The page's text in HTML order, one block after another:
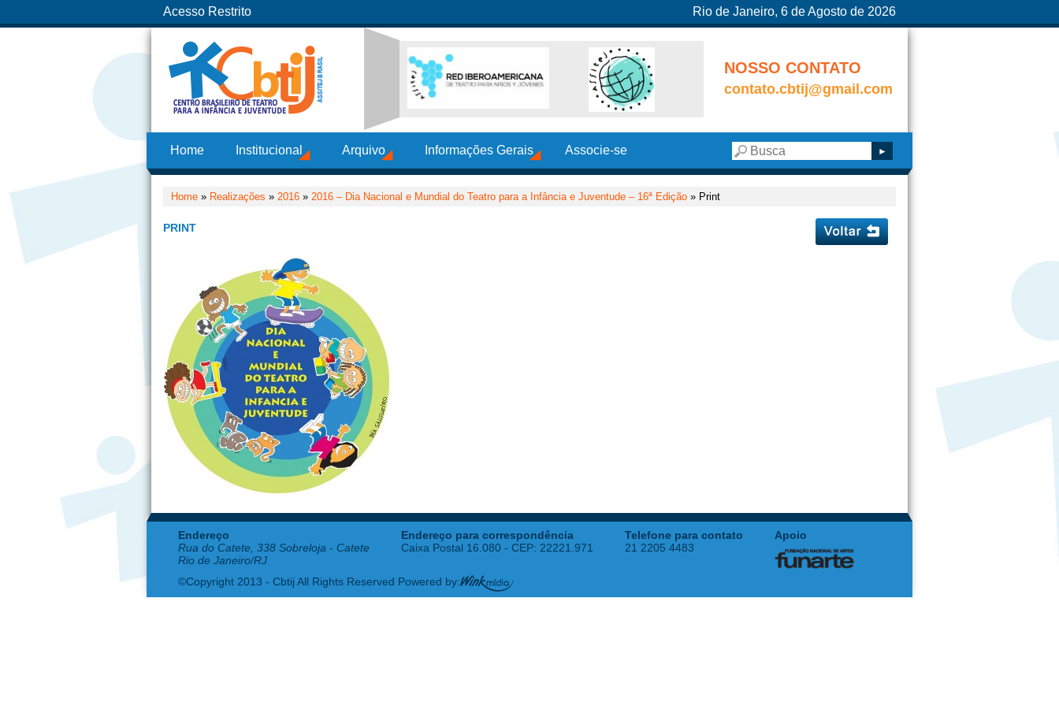
Acesso Restrito Rio de Janeiro, 6 de Agosto de 2026
NOSSO CONTATO
contato.cbtij@gmail.com
Home Institucional Arquivo Informações Gerais Associe-se
Home » Realizações » 2016 » 2016 – Dia Nacional e Mundial do Teatro para a Infância e Juventude – 16ª Edição » Print
PRINT
Endereço
Rua do Catete, 338 Sobreloja - Catete
Rio de Janeiro/RJ
Endereço para correspondência
Caixa Postal 16.080 - CEP: 22221.971
Telefone para contato
21 2205 4483
Apoio
©Copyright 2013 - Cbtij All Rights Reserved Powered by: